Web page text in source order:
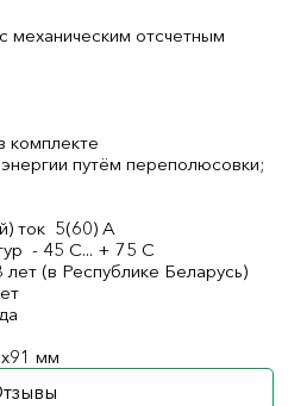
механическим отсчетным
комплекте
путём переполюсовки;
ток 5(60) А
- 45 С... + 75 С
(в Республике Беларусь)
мм